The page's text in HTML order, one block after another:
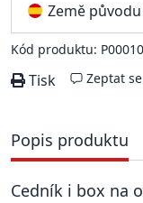
Země
Kód produktu:
Tisk Zeptat se
Popis produktu
Cedník i box na